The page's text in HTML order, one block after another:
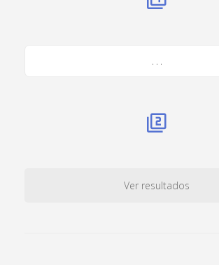
. . .
Ver resultados